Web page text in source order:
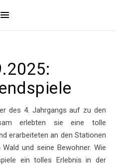
erlebten sie eine tolle
erarbeiteten an den Stationen
und seine Bewohner. Wie
ein tolles Erlebnis in der